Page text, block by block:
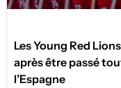
Les Young Red
après être passé
l’Espagne